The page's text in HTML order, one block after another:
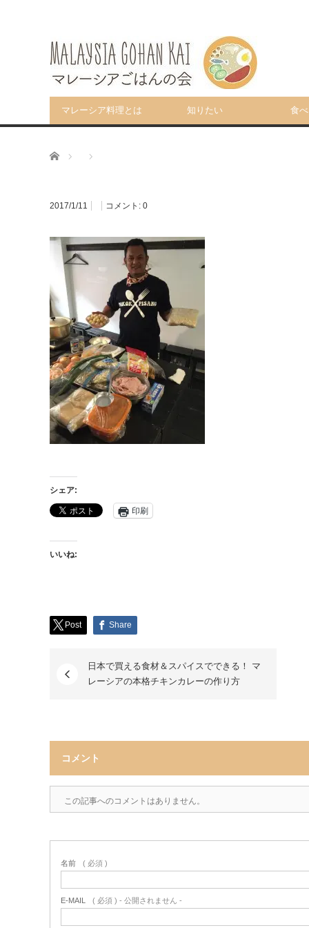
マレーシア料理とは 知りたい 食
ホーム
2017/1/11 コメント: 0
シェア:
印刷
いいね:
Post Share
日本で買える食材＆スパイスでできる！ マ
レーシアの本格チキンカレーの作り方
コメント
この記事へのコメントはありません。
名前 ( 必須 )
E-MAIL ( 必須 ) - 公開されません -